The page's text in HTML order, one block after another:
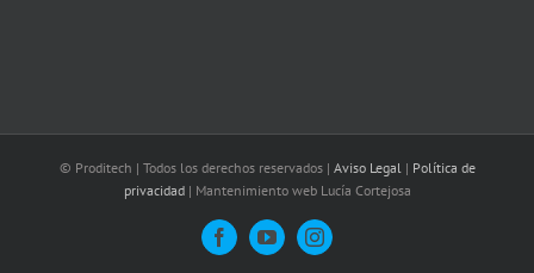
© Proditech | Todos los derechos reservados | Aviso Legal| Política de
privacidad| Mantenimiento web Lucía Cortejosa
FacebookYouTubeInstagram